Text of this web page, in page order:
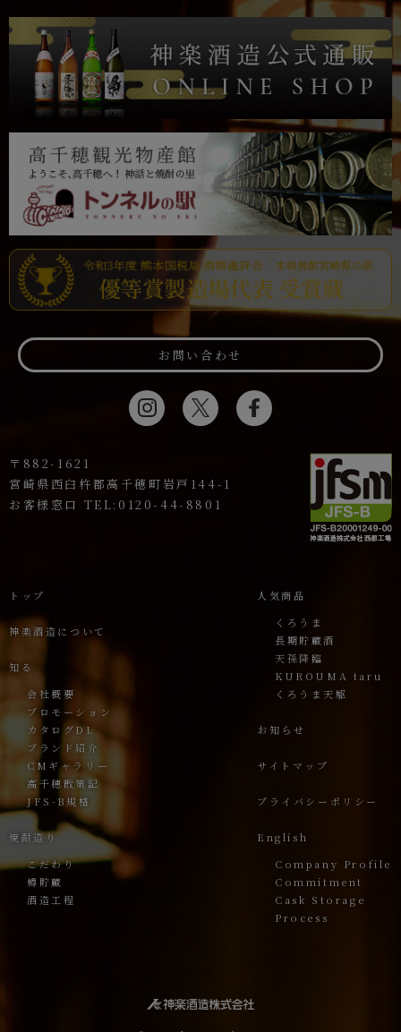
トップ
神楽酒造について
知る
会社概要
プロモーション
カタログDL
ブランド紹介
CMギャラリー
高千穂散策記
JFS-B規格
焼酎造り
こだわり
樽貯蔵
酒造工程
人気商品
くろうま
長期貯蔵酒
天孫降臨
KUROUMA taru
くろうま天駆
お知らせ
サイトマップ
プライバシーポリシー
English
Company Profile
Commitment
Cask Storage
Process
お問い合わせ
〒882-1621
宮崎県西臼杵郡高千穂町岩戸144-1
お客様窓口 TEL:0120-44-8801